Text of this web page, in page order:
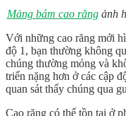
Mảng bám cao răngảnh
Với những cao răng mới
độ 1, bạn thường không
chúng thường mỏng và
triển nặng hơn ở các cập
quan sát thấy chúng qua
Cao răng có thể tồn tại ở